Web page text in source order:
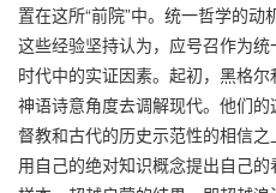
置在这所“前院”中。统一哲学的动
这些经验坚持认为，应号召作为
时代中的实证因素。起初，黑格
神语诗意角度去调解现代。他们
督教和古代的历史示范性的相信
用自己的绝对知识概念提出自己